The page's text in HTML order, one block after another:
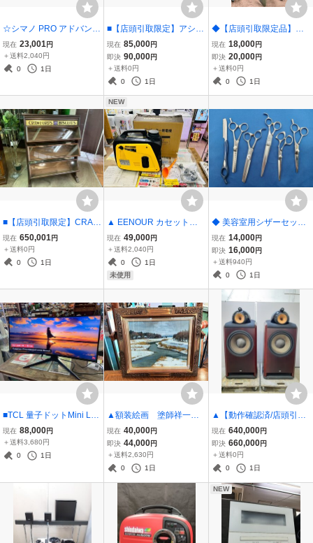
☆シマノ PRO アドバンス
ドツールボックス PRTL0
106 使用感少な目美品☆
現在 23,001 円
＋送料2,040円
0
1日
■【店頭引取限定】アシェ
ット Ferrari フェラーリコ
レクション 1/43スケール
105台セット／バラ売りな
し■
現在 85,000円
即決 90,000円
＋送料0円
0
1日
◆【店頭引取限定品】ワ
ーナー WERNER ダブル
ダイヤモンドパドル ベン
トシャフト 1ピース 19
3㎝ 使用感有り◆
現在 18,000円
即決 20,000円
＋送料0円
0
1日
■【店頭引取限定】CRAW
FORD'S BISCUITS ビスケ
ットディスプレイキャビ
ネット 1900年代 アンテ
現在 650,001 円
＋送料0円
0
1日
NEW
▲ EENOUR カセットボ
ンベ式 インバータ発電機
XYG950i-B 未使用品▲
現在 49,000円
＋送料2,040円
0
1日
未使用
◆ 美容室用シザーセット
プロ仕様 HIKARI / 東京理
器 他 6本セット 中古
現状品◆
現在 14,000円
即決 16,000円
＋送料940円
0
1日
■TCL 量子ドットMini LE
Dモニター 34インチ 34R
83Q '24年製 元箱付■
現在 88,000円
＋送料3,680円
0
1日
▲額装絵画 塗師祥一朗
「雪後の川」外箱なし▲
現在 40,000円
即決 44,000円
＋送料2,630円
0
1日
▲【動作確認済/店頭引取
限定品】 B&W (Bowers &
Wilkins) Nautilus 801 ス
ピーカーシステムペア パ
ーツ欠品・外装キズ・ツ
現在 640,000円
即決 660,000円
＋送料0円
0
1日
NEW